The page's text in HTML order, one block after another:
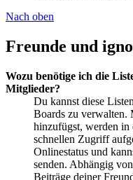
Nach oben
Freunde und
Wozu benötige ich die
Mitglieder?
Du kannst diese
Boards zu verwalten.
hinzufügst, werden in
schnellen Zugriff
Onlinestatus und
senden. Abhängig
Beiträge deiner